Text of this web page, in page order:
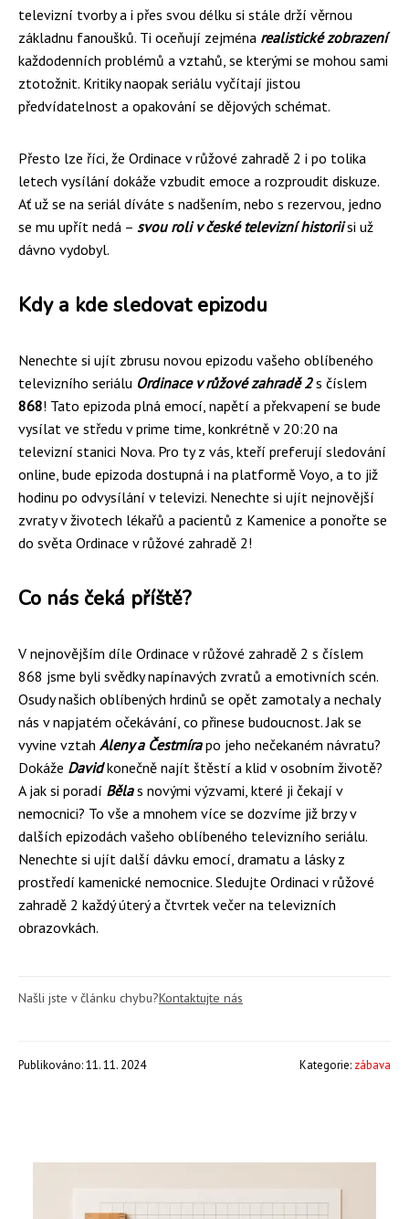
televizní tvorby a i přes svou délku si stále drží věrnou
základnu fanoušků. Ti oceňují zejména realistické zobrazení
každodenních problémů a vztahů, se kterými se mohou sami
ztotožnit. Kritiky naopak seriálu vyčítají jistou
předvídatelnost a opakování se dějových schémat.
Přesto lze říci, že Ordinace v růžové zahradě 2 i po tolika
letech vysílání dokáže vzbudit emoce a rozproudit diskuze.
Ať už se na seriál díváte s nadšením, nebo s rezervou, jedno
se mu upřít nedá – svou roli v české televizní historiisi už
dávno vydobyl.
Kdy a kde sledovat epizodu
Nenechte si ujít zbrusu novou epizodu vašeho oblíbeného
televizního seriálu Ordinace v růžové zahradě 2s číslem
868! Tato epizoda plná emocí, napětí a překvapení se bude
vysílat ve středu v prime time, konkrétně v 20:20 na
televizní stanici Nova. Pro ty z vás, kteří preferují sledování
online, bude epizoda dostupná i na platformě Voyo, a to již
hodinu po odvysílání v televizi. Nenechte si ujít nejnovější
zvraty v životech lékařů a pacientů z Kamenice a ponořte se
do světa Ordinace v růžové zahradě 2!
Co nás čeká příště?
V nejnovějším díle Ordinace v růžové zahradě 2 s číslem
868 jsme byli svědky napínavých zvratů a emotivních scén.
Osudy našich oblíbených hrdinů se opět zamotaly a nechaly
nás v napjatém očekávání, co přinese budoucnost. Jak se
vyvine vztah Aleny a Čestmírapo jeho nečekaném návratu?
Dokáže Davidkonečně najít štěstí a klid v osobním životě?
A jak si poradí Bělas novými výzvami, které ji čekají v
nemocnici? To vše a mnohem více se dozvíme již brzy v
dalších epizodách vašeho oblíbeného televizního seriálu.
Nenechte si ujít další dávku emocí, dramatu a lásky z
prostředí kamenické nemocnice. Sledujte Ordinaci v růžové
zahradě 2 každý úterý a čtvrtek večer na televizních
obrazovkách.
Našli jste v článku chybu?Kontaktujte nás
Publikováno: 11. 11. 2024 Kategorie: zábava